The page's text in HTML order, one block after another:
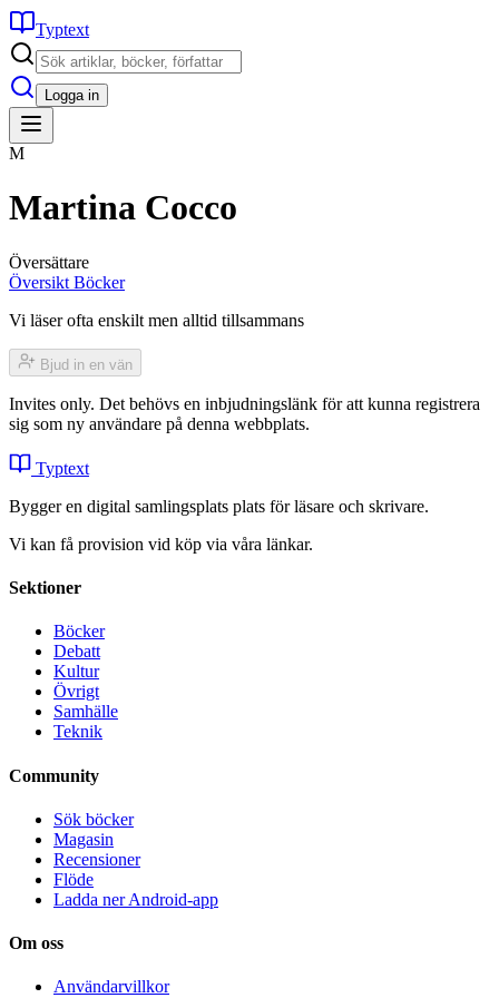
Typtext
Logga in
M
Martina Cocco
Översättare
Översikt Böcker
Vi läser ofta enskilt men alltid tillsammans
Bjud in en vän
Invites only. Det behövs en inbjudningslänk för att kunna registrera
sig som ny användare på denna webbplats.
Typtext
Bygger en digital samlingsplats plats för läsare och skrivare.
Vi kan få provision vid köp via våra länkar.
Sektioner
Böcker
Debatt
Kultur
Övrigt
Samhälle
Teknik
Community
Sök böcker
Magasin
Recensioner
Flöde
Ladda ner Android-app
Om oss
Användarvillkor